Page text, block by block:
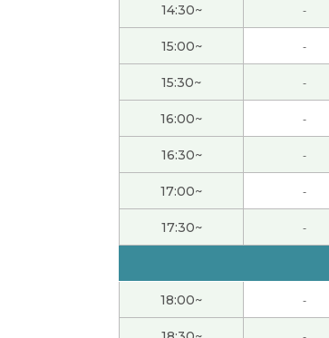
先生、今日もありがとうござい
たとき、難しそうだったので買
コツコツやっていたら終わりま
たところをやり直します。明日
多谢老师！！今天的文章，虽然
多谢老师！！好久不见了，能够
謝謝！( 40代 女性 )
( 40代 女性 )
14:30~ -
15:00~ -
15:30~ -
16:00~ -
16:30~ -
17:00~ -
17:30~ -
18:00~ -